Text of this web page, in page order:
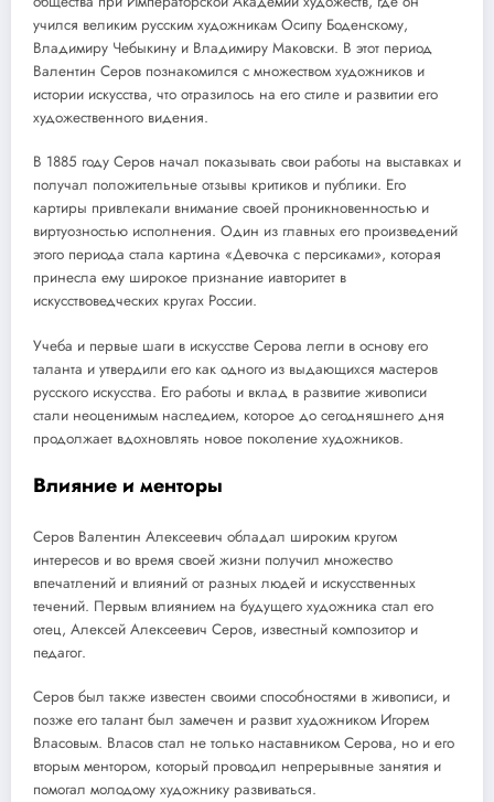
учился великим русским художникам Осипу Боденскому,
Владимиру Чебыкину и Владимиру Маковски. В этот период
Валентин Серов познакомился с множеством художников и
истории искусства, что отразилось на его стиле и развитии его
художественного видения.
В 1885 году Серов начал показывать свои работы на выставках и
получал положительные отзывы критиков и публики. Его
картиры привлекали внимание своей проникновенностью и
виртуозностью исполнения. Один из главных его произведений
этого периода стала картина «Девочка с персиками», которая
принесла ему широкое признание иавторитет в
искусствоведческих кругах России.
Учеба и первые шаги в искусстве Серова легли в основу его
таланта и утвердили его как одного из выдающихся мастеров
русского искусства. Его работы и вклад в развитие живописи
стали неоценимым наследием, которое до сегодняшнего дня
продолжает вдохновлять новое поколение художников.
Влияние и менторы
Серов Валентин Алексеевич обладал широким кругом
интересов и во время своей жизни получил множество
впечатлений и влияний от разных людей и искусственных
течений. Первым влиянием на будущего художника стал его
отец, Алексей Алексеевич Серов, известный композитор и
педагог.
Серов был также известен своими способностями в живописи, и
позже его талант был замечен и развит художником Игорем
Власовым. Власов стал не только наставником Серова, но и его
вторым ментором, который проводил непрерывные занятия и
помогал молодому художнику развиваться.